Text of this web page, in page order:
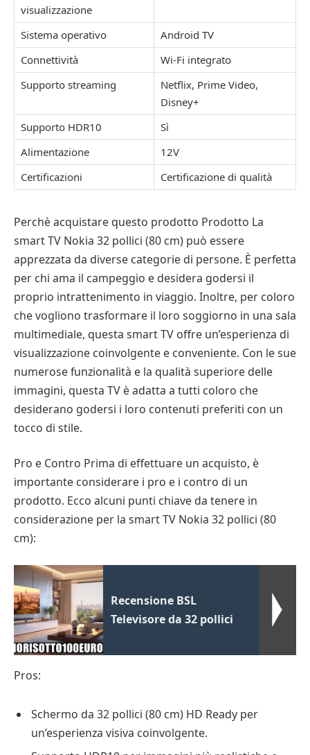
visualizzazione
Sistema operativo
Android TV
Connettività
Wi-Fi integrato
Supporto streaming
Netflix, Prime Video,
Disney+
Supporto HDR10
Sì
Alimentazione
12V
Certificazioni
Certificazione di qualità
Perchè acquistare questo prodotto Prodotto La
smart TV Nokia 32 pollici (80 cm) può essere
apprezzata da diverse categorie di persone. È perfetta
per chi ama il campeggio e desidera godersi il
proprio intrattenimento in viaggio. Inoltre, per coloro
che vogliono trasformare il loro soggiorno in una sala
multimediale, questa smart TV offre un’esperienza di
visualizzazione coinvolgente e conveniente. Con le sue
numerose funzionalità e la qualità superiore delle
immagini, questa TV è adatta a tutti coloro che
desiderano godersi i loro contenuti preferiti con un
tocco di stile.
Pro e Contro Prima di effettuare un acquisto, è
importante considerare i pro e i contro di un
prodotto. Ecco alcuni punti chiave da tenere in
considerazione per la smart TV Nokia 32 pollici (80
cm):
Recensione BSL
Televisore da 32 pollici
Pros:
Schermo da 32 pollici (80 cm) HD Ready per
un’esperienza visiva coinvolgente.